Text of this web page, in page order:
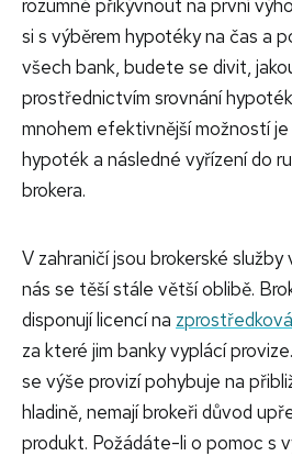
rozumné přikývnout na první
si s výběrem hypotéky na čas a
všech bank, budete se divit,
prostřednictvím srovnání
mnohem efektivnější možností
hypoték a následné vyřízení do
brokera.
V zahraničí jsou brokerské služby
nás se těší stále větší oblibě.
disponují licencí na
za které jim banky vyplácí
se výše provizí pohybuje na
hladině, nemají brokeři důvod
produkt. Požádáte-li o pomoc s